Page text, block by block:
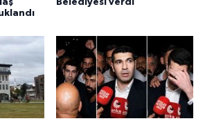
Belediyesi verdi